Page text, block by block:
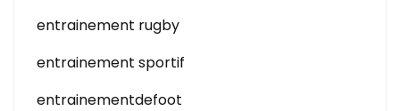
entrainement rugby
entrainement sportif
entrainementdefoot